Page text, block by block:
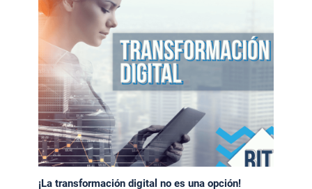
¡La transformación digital no es una opción!